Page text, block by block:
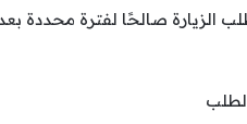
الزيارة صالحًا لفترة محددة